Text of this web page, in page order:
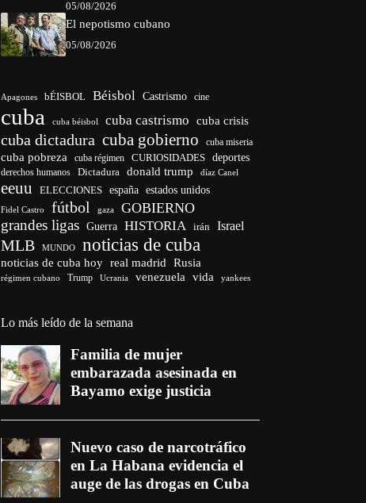
05/08/2026
El nepotismo cubano
05/08/2026
Apagones bÉISBOL Béisbol Castrismo cine
cuba cuba béisbol cuba castrismo cuba crisis
cuba dictadura cuba gobierno cuba miseria
cuba pobreza cuba régimen CURIOSIDADES deportes
derechos humanos Dictadura donald trump díaz Canel
eeuu ELECCIONES españa estados unidos
Fidel Castro fútbol gaza GOBIERNO
grandes ligas Guerra HISTORIA irán Israel
MLB MUNDO noticias de cuba
noticias de cuba hoy real madrid Rusia
régimen cubano Trump Ucrania venezuela vida yankees
Lo más leído de la semana